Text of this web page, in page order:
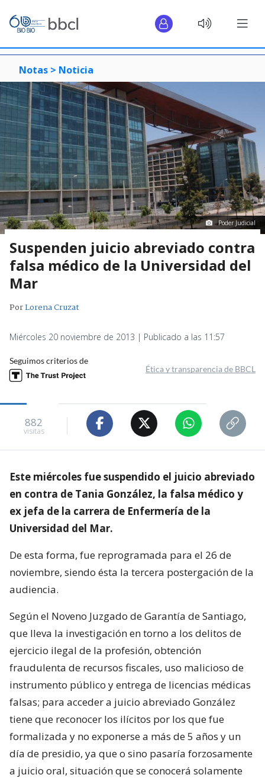
Notas > Noticia
Poder Judicial
Suspenden juicio abreviado contra
falsa médico de la Universidad del
Mar
PorLorena Cruzat
Miércoles 20 noviembre de 2013 | Publicado a las 11:57
Seguimos criterios de
Ética y transparencia de BBCL
882
visitas
Este miércoles fue suspendido el juicio abreviado
en contra de Tania González, la falsa médico y
ex jefa de la carrera de Enfermería de la
Universidad del Mar.
De esta forma, fue reprogramada para el 26 de
noviembre, siendo ésta la tercera postergación de la
audiencia.
Según el Noveno Juzgado de Garantía de Santiago,
que lleva la investigación en torno a los delitos de
ejercicio ilegal de la profesión, obtención
fraudulenta de recursos fiscales, uso malicioso de
instrumento público y entrega de licencias médicas
falsas; para acceder a juicio abreviado González
tiene que reconocer los ilícitos por los que fue
formalizada y no exponerse a más de 5 años y un
día de presidio, ya que o sino pasaría forzosamente
a juicio oral, situación que se conocerá solamente